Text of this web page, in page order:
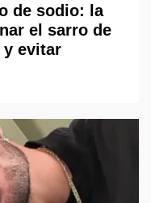
de sodio: la
el sarro de
y evitar